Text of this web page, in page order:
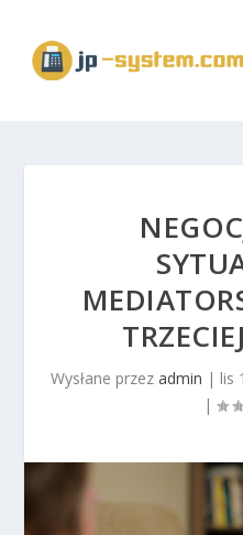
Wysłane przez admin | lis
|